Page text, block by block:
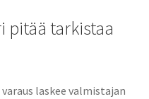
pitää tarkistaa
laskee valmistajan